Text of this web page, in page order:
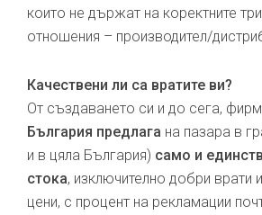
които не държат на коректните
отношения – производител/
Качествени ли са вратите ви?
От създаването си и до сега,
България предлага на пазара в
и в цяла България) само и
стока, изключително добри врати
цени, с процент на рекламации